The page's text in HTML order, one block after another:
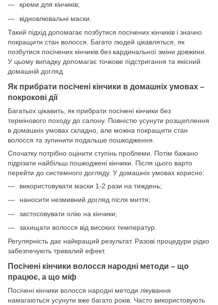
креми для кінчиків;
відновлювальні маски.
Такий підхід допомагає позбутися посічених кінчиків і значно
покращити стан волосся. Багато людей цікавляться, як
позбутися посічених кінчиків без кардинальної зміни довжини.
У цьому випадку допомагає точкове підстригання та якісний
домашній догляд.
Як прибрати посічені кінчики в домашніх умовах –
покрокові дії
Багатьох цікавить, як прибрати посічені кінчики без
термінового походу до салону. Повністю усунути розщеплення
в домашніх умовах складно, але можна покращити стан
волосся та зупинити подальше пошкодження.
Спочатку потрібно оцінити ступінь проблеми. Потім бажано
підрізати найбільш пошкоджені кінчики. Після цього варто
перейти до системного догляду. У домашніх умовах корисно:
використовувати маски 1-2 рази на тиждень;
наносити незмивний догляд після миття;
застосовувати олію на кінчики;
захищати волосся від високих температур.
Регулярність дає найкращий результат. Разові процедури рідко
забезпечують тривалий ефект.
Посічені кінчики волосся народні методи – що
працює, а що міф
Посічені кінчики волосся народні методи лікування
намагаються усунути вже багато років. Часто використовують